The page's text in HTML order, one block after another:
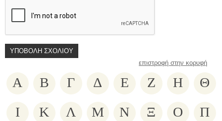
επιστροφή στην κορυφή
Α Β Γ Δ Ε Ζ Η Θ
Ι Κ Λ Μ Ν Ξ Ο Π